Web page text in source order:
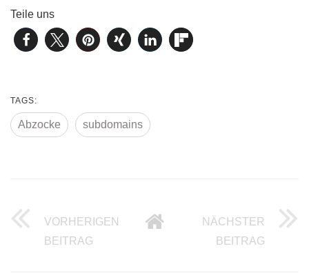
Teile uns
TAGS:
Abzocke subdomains
VORHERIGEN
BEITRAG FREIES TWITTER ICONS SET
NÄCHSTER
BEITRAG